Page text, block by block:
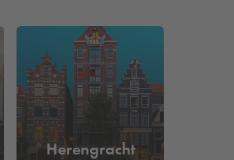
te genieten van een historisch
een concert wilt bijwonen in
snel zult vergeten.
liever ergens anders in
Herengracht